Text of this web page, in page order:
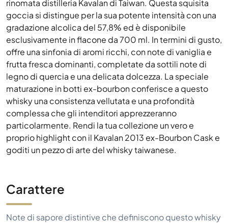
rinomata distilleria Kavalan di Taiwan. Questa squisita
goccia si distingue per la sua potente intensità con una
gradazione alcolica del 57,8% ed è disponibile
esclusivamente in flacone da 700 ml. In termini di gusto,
offre una sinfonia di aromi ricchi, con note di vaniglia e
frutta fresca dominanti, completate da sottili note di
legno di quercia e una delicata dolcezza. La speciale
maturazione in botti ex-bourbon conferisce a questo
whisky una consistenza vellutata e una profondità
complessa che gli intenditori apprezzeranno
particolarmente. Rendi la tua collezione un vero e
proprio highlight con il Kavalan 2013 ex-Bourbon Cask e
goditi un pezzo di arte del whisky taiwanese.
Carattere
Note di sapore distintive che definiscono questo whisky